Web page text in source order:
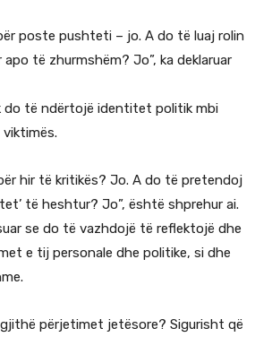
poste pushteti – jo. A do të luaj rolin
të zhurmshëm? Jo”, ka deklaruar
do të ndërtojë identitet politik mbi
viktimës.
hir të kritikës? Jo. A do të pretendoj
të heshtur? Jo”, është shprehur ai.
se do të vazhdojë të reflektojë dhe
e tij personale dhe politike, si dhe
gjithë përjetimet jetësore? Sigurisht që